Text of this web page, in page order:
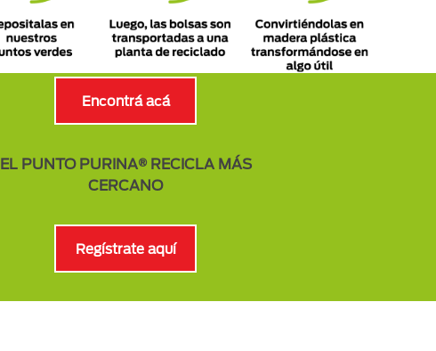
Encontrá acá
EL PUNTO PURINA® RECICLA MÁS
CERCANO
Regístrate aquí